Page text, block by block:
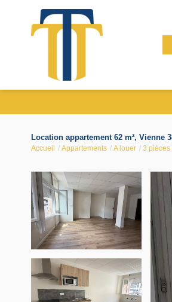
Location appartement 62 m², Vienne
Accueil Appartements A louer 3 pièces